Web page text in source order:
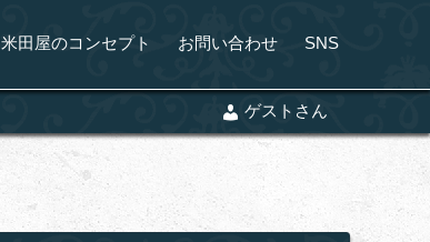
米田屋のコンセプト お問い合わせ SNS
ゲストさん